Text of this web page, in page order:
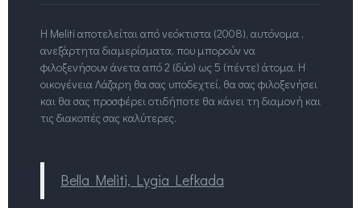
Η Meliti αποτελείται από νεόκτιστα (2008), αυτόνομα ,
ανεξάρτητα διαμερίσματα, που μπορούν να
φιλοξενήσουν άνετα από 2 (δύο) ως 5 (πέντε) άτομα. Η
οικογένεια Λάζαρη θα σας υποδεχτεί, θα σας φιλοξενήσει
και θα σας προσφέρει οτιδήποτε θα κάνει τη διαμονή και
τις διακοπές σας καλύτερες.
Βella Meliti, Lygia Lefkada